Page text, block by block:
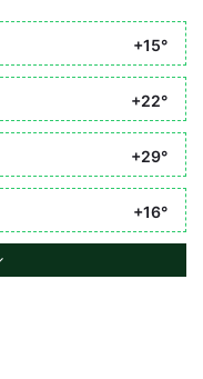
+15°
+22°
+29°
+16°